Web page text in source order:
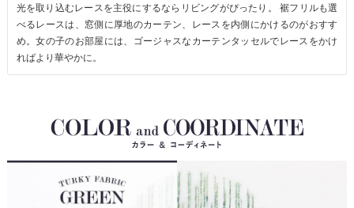
光を取り込むレースを主役にするならリビングがぴったり。 裾フリルも選
べるレースは、窓側に厚地のカーテン、レースを内側にかけるのがおすす
め。女の子のお部屋には、ゴージャスなカーテンタッセルでレースをかけ
ればより華やかに。